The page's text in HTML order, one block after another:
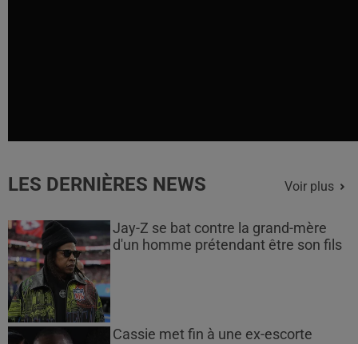
LES DERNIÈRES NEWS Voir plus
Jay-Z se bat contre la grand-mère
d'un homme prétendant être son fils
Cassie met fin à une ex-escorte